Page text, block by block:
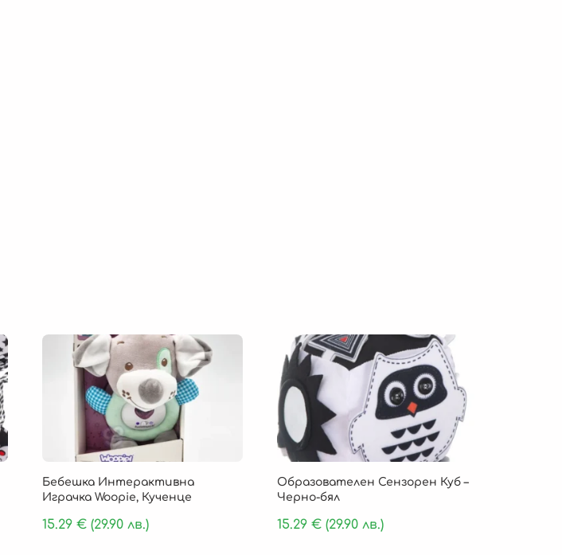
Бебешка Интерактивна
Играчка Woopie, Кученце
15.29€ (29.90 лв.)
Образователен Сензорен Куб –
Черно-бял
15.29€ (29.90 лв.)